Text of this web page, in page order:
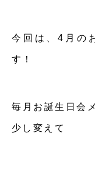
今回は、4月の
す！
毎月お誕生日会
少し変えて